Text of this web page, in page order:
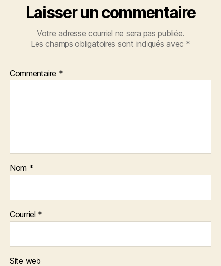
Laisser un commentaire
Votre adresse courriel ne sera pas publiée.
Les champs obligatoires sont indiqués avec *
Commentaire *
Nom *
Courriel *
Site web